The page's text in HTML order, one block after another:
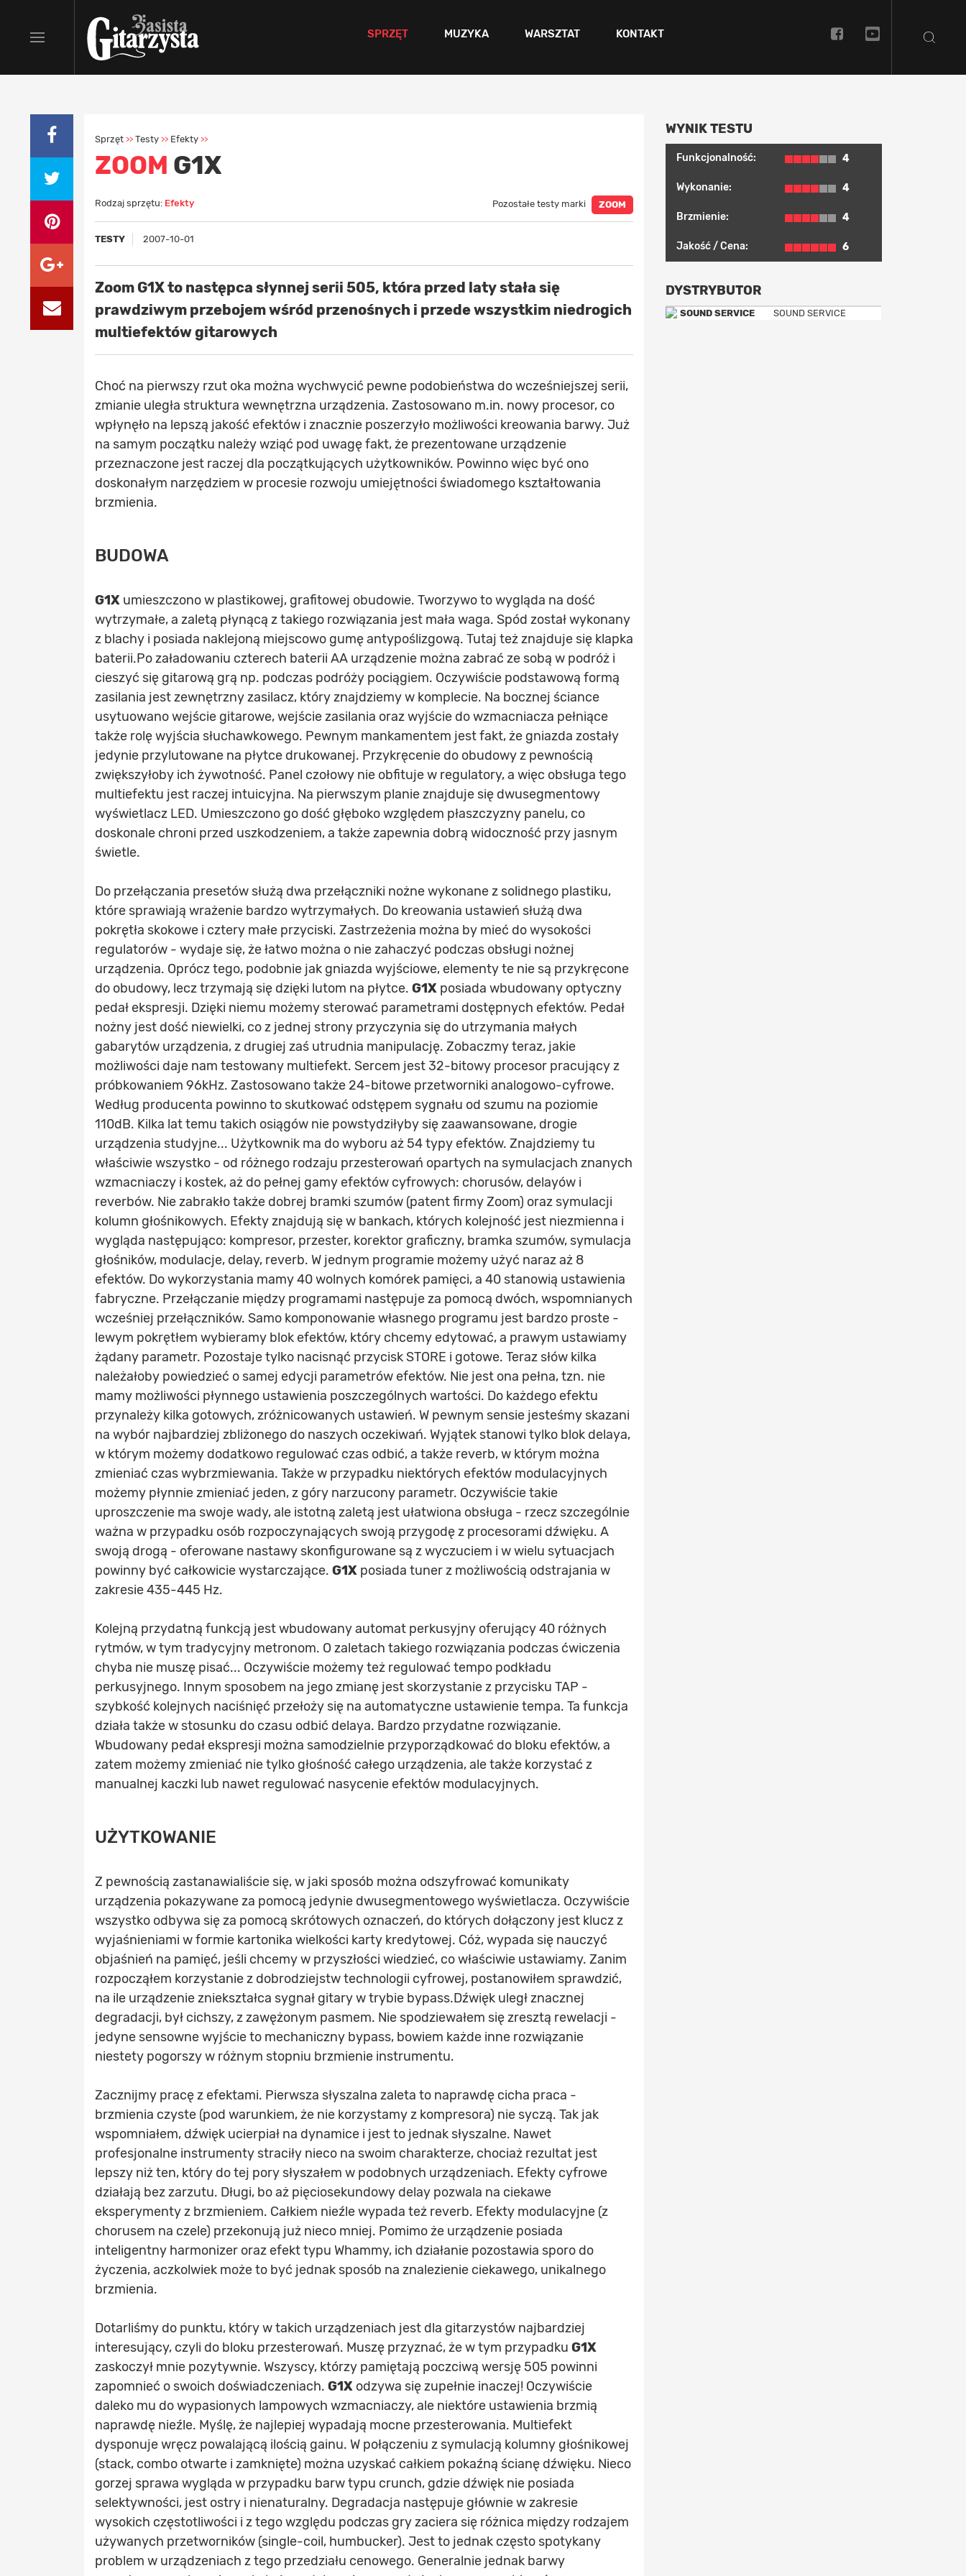
SPRZĘT MUZYKA WARSZTAT KONTAKT
Sprzęt >> Testy >> Efekty >>
ZOOM G1X
Rodzaj sprzętu: Efekty Pozostałe testy marki ZOOM
TESTY 2007-10-01
Zoom G1X to następca słynnej serii 505, która przed laty stała się
prawdziwym przebojem wśród przenośnych i przede wszystkim niedrogich
multiefektów gitarowych
Choć na pierwszy rzut oka można wychwycić pewne podobieństwa do wcześniejszej serii,
zmianie uległa struktura wewnętrzna urządzenia. Zastosowano m.in. nowy procesor, co
wpłynęło na lepszą jakość efektów i znacznie poszerzyło możliwości kreowania barwy. Już
na samym początku należy wziąć pod uwagę fakt, że prezentowane urządzenie
przeznaczone jest raczej dla początkujących użytkowników. Powinno więc być ono
doskonałym narzędziem w procesie rozwoju umiejętności świadomego kształtowania
brzmienia.
BUDOWA
G1X umieszczono w plastikowej, grafitowej obudowie. Tworzywo to wygląda na dość
wytrzymałe, a zaletą płynącą z takiego rozwiązania jest mała waga. Spód został wykonany
z blachy i posiada naklejoną miejscowo gumę antypoślizgową. Tutaj też znajduje się klapka
baterii.Po załadowaniu czterech baterii AA urządzenie można zabrać ze sobą w podróż i
cieszyć się gitarową grą np. podczas podróży pociągiem. Oczywiście podstawową formą
zasilania jest zewnętrzny zasilacz, który znajdziemy w komplecie. Na bocznej ściance
usytuowano wejście gitarowe, wejście zasilania oraz wyjście do wzmacniacza pełniące
także rolę wyjścia słuchawkowego. Pewnym mankamentem jest fakt, że gniazda zostały
jedynie przylutowane na płytce drukowanej. Przykręcenie do obudowy z pewnością
zwiększyłoby ich żywotność. Panel czołowy nie obfituje w regulatory, a więc obsługa tego
multiefektu jest raczej intuicyjna. Na pierwszym planie znajduje się dwusegmentowy
wyświetlacz LED. Umieszczono go dość głęboko względem płaszczyzny panelu, co
doskonale chroni przed uszkodzeniem, a także zapewnia dobrą widoczność przy jasnym
świetle.
Do przełączania presetów służą dwa przełączniki nożne wykonane z solidnego plastiku,
które sprawiają wrażenie bardzo wytrzymałych. Do kreowania ustawień służą dwa
pokrętła skokowe i cztery małe przyciski. Zastrzeżenia można by mieć do wysokości
regulatorów - wydaje się, że łatwo można o nie zahaczyć podczas obsługi nożnej
urządzenia. Oprócz tego, podobnie jak gniazda wyjściowe, elementy te nie są przykręcone
do obudowy, lecz trzymają się dzięki lutom na płytce. G1X posiada wbudowany optyczny
pedał ekspresji. Dzięki niemu możemy sterować parametrami dostępnych efektów. Pedał
nożny jest dość niewielki, co z jednej strony przyczynia się do utrzymania małych
gabarytów urządzenia, z drugiej zaś utrudnia manipulację. Zobaczmy teraz, jakie
możliwości daje nam testowany multiefekt. Sercem jest 32-bitowy procesor pracujący z
próbkowaniem 96kHz. Zastosowano także 24-bitowe przetworniki analogowo-cyfrowe.
Według producenta powinno to skutkować odstępem sygnału od szumu na poziomie
110dB. Kilka lat temu takich osiągów nie powstydziłyby się zaawansowane, drogie
urządzenia studyjne... Użytkownik ma do wyboru aż 54 typy efektów. Znajdziemy tu
właściwie wszystko - od różnego rodzaju przesterowań opartych na symulacjach znanych
wzmacniaczy i kostek, aż do pełnej gamy efektów cyfrowych: chorusów, delayów i
reverbów. Nie zabrakło także dobrej bramki szumów (patent firmy Zoom) oraz symulacji
kolumn głośnikowych. Efekty znajdują się w bankach, których kolejność jest niezmienna i
wygląda następująco: kompresor, przester, korektor graficzny, bramka szumów, symulacja
głośników, modulacje, delay, reverb. W jednym programie możemy użyć naraz aż 8
efektów. Do wykorzystania mamy 40 wolnych komórek pamięci, a 40 stanowią ustawienia
fabryczne. Przełączanie między programami następuje za pomocą dwóch, wspomnianych
wcześniej przełączników. Samo komponowanie własnego programu jest bardzo proste -
lewym pokrętłem wybieramy blok efektów, który chcemy edytować, a prawym ustawiamy
żądany parametr. Pozostaje tylko nacisnąć przycisk STORE i gotowe. Teraz słów kilka
należałoby powiedzieć o samej edycji parametrów efektów. Nie jest ona pełna, tzn. nie
mamy możliwości płynnego ustawienia poszczególnych wartości. Do każdego efektu
przynależy kilka gotowych, zróżnicowanych ustawień. W pewnym sensie jesteśmy skazani
na wybór najbardziej zbliżonego do naszych oczekiwań. Wyjątek stanowi tylko blok delaya,
w którym możemy dodatkowo regulować czas odbić, a także reverb, w którym można
zmieniać czas wybrzmiewania. Także w przypadku niektórych efektów modulacyjnych
możemy płynnie zmieniać jeden, z góry narzucony parametr. Oczywiście takie
uproszczenie ma swoje wady, ale istotną zaletą jest ułatwiona obsługa - rzecz szczególnie
ważna w przypadku osób rozpoczynających swoją przygodę z procesorami dźwięku. A
swoją drogą - oferowane nastawy skonfigurowane są z wyczuciem i w wielu sytuacjach
powinny być całkowicie wystarczające. G1X posiada tuner z możliwością odstrajania w
zakresie 435-445 Hz.
Kolejną przydatną funkcją jest wbudowany automat perkusyjny oferujący 40 różnych
rytmów, w tym tradycyjny metronom. O zaletach takiego rozwiązania podczas ćwiczenia
chyba nie muszę pisać... Oczywiście możemy też regulować tempo podkładu
perkusyjnego. Innym sposobem na jego zmianę jest skorzystanie z przycisku TAP -
szybkość kolejnych naciśnięć przełoży się na automatyczne ustawienie tempa. Ta funkcja
działa także w stosunku do czasu odbić delaya. Bardzo przydatne rozwiązanie.
Wbudowany pedał ekspresji można samodzielnie przyporządkować do bloku efektów, a
zatem możemy zmieniać nie tylko głośność całego urządzenia, ale także korzystać z
manualnej kaczki lub nawet regulować nasycenie efektów modulacyjnych.
UŻYTKOWANIE
Z pewnością zastanawialiście się, w jaki sposób można odszyfrować komunikaty
urządzenia pokazywane za pomocą jedynie dwusegmentowego wyświetlacza. Oczywiście
wszystko odbywa się za pomocą skrótowych oznaczeń, do których dołączony jest klucz z
wyjaśnieniami w formie kartonika wielkości karty kredytowej. Cóż, wypada się nauczyć
objaśnień na pamięć, jeśli chcemy w przyszłości wiedzieć, co właściwie ustawiamy. Zanim
rozpocząłem korzystanie z dobrodziejstw technologii cyfrowej, postanowiłem sprawdzić,
na ile urządzenie zniekształca sygnał gitary w trybie bypass.Dźwięk uległ znacznej
degradacji, był cichszy, z zawężonym pasmem. Nie spodziewałem się zresztą rewelacji -
jedyne sensowne wyjście to mechaniczny bypass, bowiem każde inne rozwiązanie
niestety pogorszy w różnym stopniu brzmienie instrumentu.
Zacznijmy pracę z efektami. Pierwsza słyszalna zaleta to naprawdę cicha praca -
brzmienia czyste (pod warunkiem, że nie korzystamy z kompresora) nie syczą. Tak jak
wspomniałem, dźwięk ucierpiał na dynamice i jest to jednak słyszalne. Nawet
profesjonalne instrumenty straciły nieco na swoim charakterze, chociaż rezultat jest
lepszy niż ten, który do tej pory słyszałem w podobnych urządzeniach. Efekty cyfrowe
działają bez zarzutu. Długi, bo aż pięciosekundowy delay pozwala na ciekawe
eksperymenty z brzmieniem. Całkiem nieźle wypada też reverb. Efekty modulacyjne (z
chorusem na czele) przekonują już nieco mniej. Pomimo że urządzenie posiada
inteligentny harmonizer oraz efekt typu Whammy, ich działanie pozostawia sporo do
życzenia, aczkolwiek może to być jednak sposób na znalezienie ciekawego, unikalnego
brzmienia.
Dotarliśmy do punktu, który w takich urządzeniach jest dla gitarzystów najbardziej
interesujący, czyli do bloku przesterowań. Muszę przyznać, że w tym przypadku G1X
zaskoczył mnie pozytywnie. Wszyscy, którzy pamiętają poczciwą wersję 505 powinni
zapomnieć o swoich doświadczeniach. G1X odzywa się zupełnie inaczej! Oczywiście
daleko mu do wypasionych lampowych wzmacniaczy, ale niektóre ustawienia brzmią
naprawdę nieźle. Myślę, że najlepiej wypadają mocne przesterowania. Multiefekt
dysponuje wręcz powalającą ilością gainu. W połączeniu z symulacją kolumny głośnikowej
(stack, combo otwarte i zamknięte) można uzyskać całkiem pokaźną ścianę dźwięku. Nieco
gorzej sprawa wygląda w przypadku barw typu crunch, gdzie dźwięk nie posiada
selektywności, jest ostry i nienaturalny. Degradacja następuje głównie w zakresie
wysokich częstotliwości i z tego względu podczas gry zaciera się różnica między rodzajem
używanych przetworników (single-coil, humbucker). Jest to jednak często spotykany
problem w urządzeniach z tego przedziału cenowego. Generalnie jednak barwy
WYNIK TESTU
Funkcjonalność: 4
Wykonanie: 4
Brzmienie: 4
Jakość / Cena: 6
DYSTRYBUTOR
SOUND SERVICE